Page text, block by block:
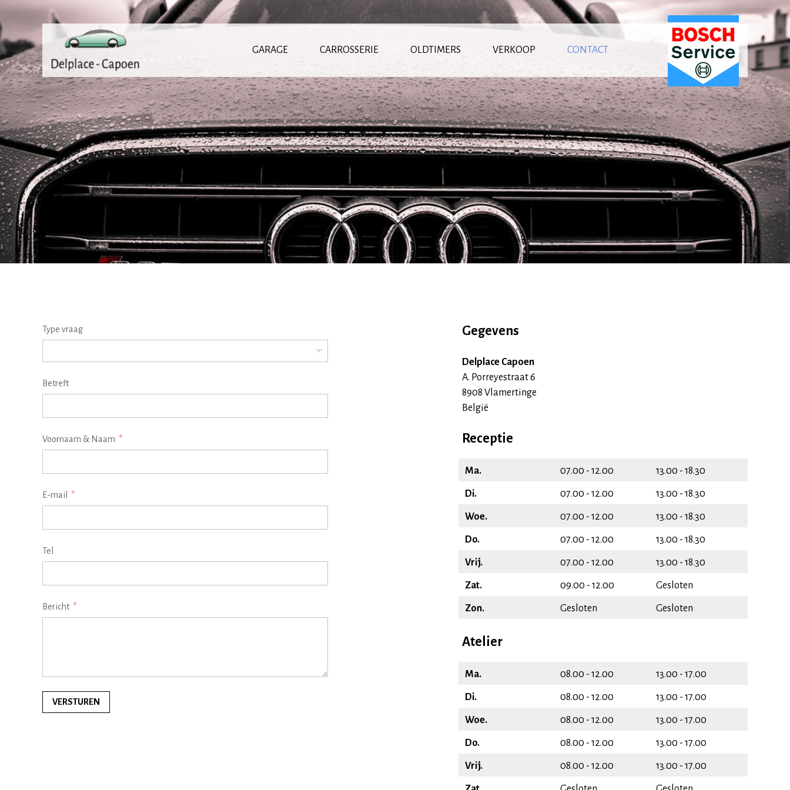
Delplace
-
capoen
GARAGE CARROSSERIE OLDTIMERS VERKOOP CONTACT
Type vraag
Betreft
Voornaam & Naam
E-mail
Tel
Bericht
VERSTUREN
Gegevens
Delplace Capoen
A. Porreyestraat 6
8908 Vlamertinge
België
Receptie
Ma. 07.00 - 12.00 13.00 - 18.30
Di. 07.00 - 12.00 13.00 - 18.30
Woe. 07.00 - 12.00 13.00 - 18.30
Do. 07.00 - 12.00 13.00 - 18.30
Vrij. 07.00 - 12.00 13.00 - 18.30
Zat. 09.00 - 12.00 Gesloten
Zon. Gesloten Gesloten
Atelier
Ma. 08.00 - 12.00 13.00 - 17.00
Di. 08.00 - 12.00 13.00 - 17.00
Woe. 08.00 - 12.00 13.00 - 17.00
Do. 08.00 - 12.00 13.00 - 17.00
Vrij. 08.00 - 12.00 13.00 - 17.00